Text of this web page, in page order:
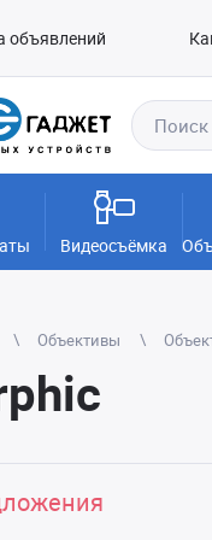
объявлений
Видеосъёмка
Объективы